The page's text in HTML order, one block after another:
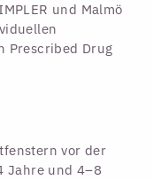
und Malmö
Prescribed Drug
vor der
Jahre und 4–8